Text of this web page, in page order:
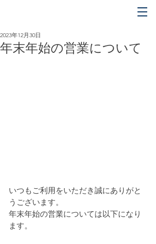
年末年始の営業について
2023年12月30日
いつもご利用をいただき誠にありがと
うございます。
年末年始の営業については以下になり
ます。